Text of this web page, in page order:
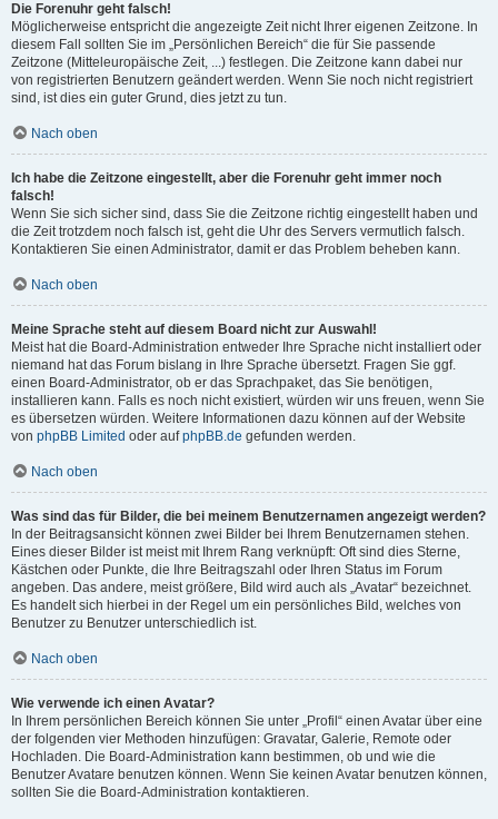
Die Forenuhr geht falsch!
Möglicherweise entspricht die angezeigte Zeit nicht Ihrer eigenen Zeitzone. In
diesem Fall sollten Sie im „Persönlichen Bereich“ die für Sie passende
Zeitzone (Mitteleuropäische Zeit, ...) festlegen. Die Zeitzone kann dabei nur
von registrierten Benutzern geändert werden. Wenn Sie noch nicht registriert
sind, ist dies ein guter Grund, dies jetzt zu tun.
Nach oben
Ich habe die Zeitzone eingestellt, aber die Forenuhr geht immer noch
falsch!
Wenn Sie sich sicher sind, dass Sie die Zeitzone richtig eingestellt haben und
die Zeit trotzdem noch falsch ist, geht die Uhr des Servers vermutlich falsch.
Kontaktieren Sie einen Administrator, damit er das Problem beheben kann.
Nach oben
Meine Sprache steht auf diesem Board nicht zur Auswahl!
Meist hat die Board-Administration entweder Ihre Sprache nicht installiert oder
niemand hat das Forum bislang in Ihre Sprache übersetzt. Fragen Sie ggf.
einen Board-Administrator, ob er das Sprachpaket, das Sie benötigen,
installieren kann. Falls es noch nicht existiert, würden wir uns freuen, wenn Sie
es übersetzen würden. Weitere Informationen dazu können auf der Website
von phpBB Limited oder aufphpBB.de gefunden werden.
Nach oben
Was sind das für Bilder, die bei meinem Benutzernamen angezeigt werden?
In der Beitragsansicht können zwei Bilder bei Ihrem Benutzernamen stehen.
Eines dieser Bilder ist meist mit Ihrem Rang verknüpft: Oft sind dies Sterne,
Kästchen oder Punkte, die Ihre Beitragszahl oder Ihren Status im Forum
angeben. Das andere, meist größere, Bild wird auch als „Avatar“ bezeichnet.
Es handelt sich hierbei in der Regel um ein persönliches Bild, welches von
Benutzer zu Benutzer unterschiedlich ist.
Nach oben
Wie verwende ich einen Avatar?
In Ihrem persönlichen Bereich können Sie unter „Profil“ einen Avatar über eine
der folgenden vier Methoden hinzufügen: Gravatar, Galerie, Remote oder
Hochladen. Die Board-Administration kann bestimmen, ob und wie die
Benutzer Avatare benutzen können. Wenn Sie keinen Avatar benutzen können,
sollten Sie die Board-Administration kontaktieren.